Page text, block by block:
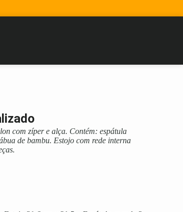
com zíper e alça. Contém: espátula
de bambu. Estojo com rede interna